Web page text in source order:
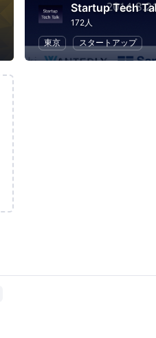
Startup Tech
172人
東京
スタートアップ